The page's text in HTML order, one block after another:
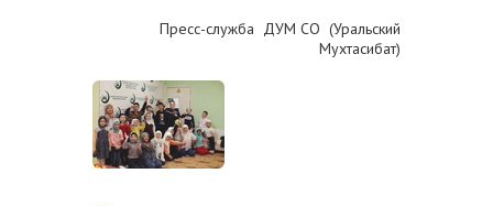
Пресс-служба ДУМ СО (Уральский
Мухтасибат)